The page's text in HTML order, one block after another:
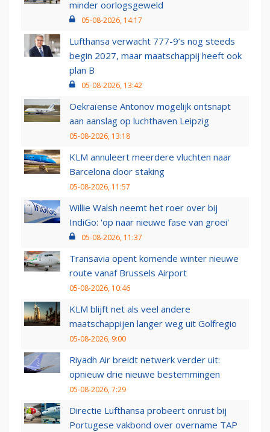
minder oorlogsgeweld
05-08-2026, 14:17
Lufthansa verwacht 777-9’s nog steeds
begin 2027, maar maatschappij heeft ook
plan B
05-08-2026, 13:42
Oekraïense Antonov mogelijk ontsnapt
aan aanslag op luchthaven Leipzig
05-08-2026, 13:18
KLM annuleert meerdere vluchten naar
Barcelona door staking
05-08-2026, 11:57
Willie Walsh neemt het roer over bij
IndiGo: 'op naar nieuwe fase van groei'
05-08-2026, 11:37
Transavia opent komende winter nieuwe
route vanaf Brussels Airport
05-08-2026, 10:46
KLM blijft net als veel andere
maatschappijen langer weg uit Golfregio
05-08-2026, 9:00
Riyadh Air breidt netwerk verder uit:
opnieuw drie nieuwe bestemmingen
05-08-2026, 7:29
Directie Lufthansa probeert onrust bij
Portugese vakbond over overname TAP